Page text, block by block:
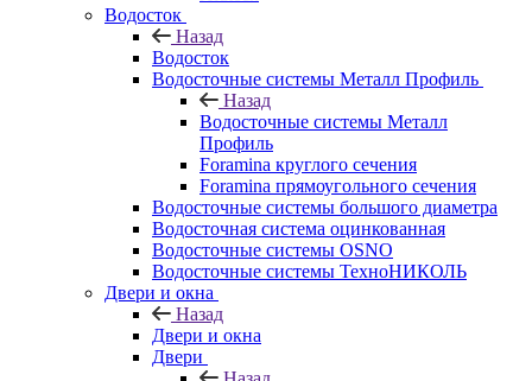
Водосток
Назад
Водосток
Водосточные системы Металл Профиль
Назад
Водосточные системы Металл
Профиль
Foramina круглого сечения
Foramina прямоугольного сечения
Водосточные системы большого диаметра
Водосточная система оцинкованная
Водосточные системы OSNO
Водосточные системы ТехноНИКОЛЬ
Двери и окна
Назад
Двери и окна
Двери